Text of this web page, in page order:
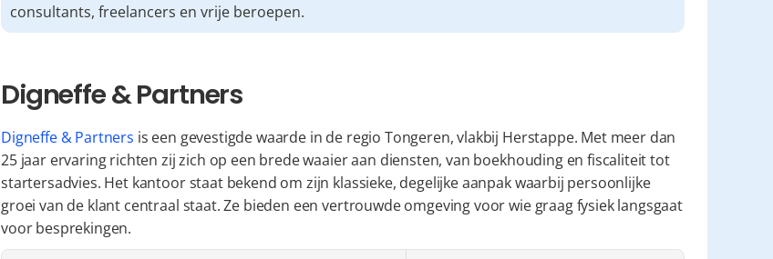
consultants, freelancers en vrije beroepen.
Digneffe & Partners
Digneffe & Partners is een gevestigde waarde in de regio Tongeren, vlakbij Herstappe. Met meer dan
25 jaar ervaring richten zij zich op een brede waaier aan diensten, van boekhouding en fiscaliteit tot
startersadvies. Het kantoor staat bekend om zijn klassieke, degelijke aanpak waarbij persoonlijke
groei van de klant centraal staat. Ze bieden een vertrouwde omgeving voor wie graag fysiek langsgaat
voor besprekingen.